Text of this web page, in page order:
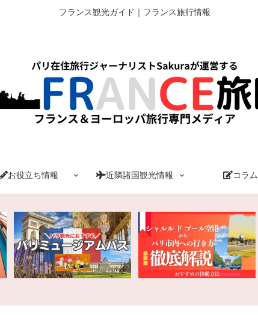
フランス観光ガイド｜フランス旅行情報
お役立ち情報 近隣諸国観光情報 コラム